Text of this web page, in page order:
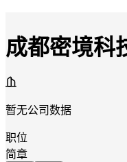
成都密境科
暂无公司数据
职位
简章